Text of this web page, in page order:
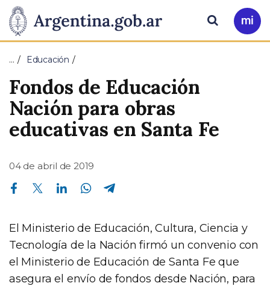
Presidencia
de
la
Nación
Pasar al contenido principal
Ir
a
Buscar
… Educación
Fondos de Educación
Nación para obras
educativas en Santa Fe
04 de abril de 2019
Compartir en Facebook Compartir en Twitter Compartir en Linkedin Compartir en Whatsapp
El Ministerio de Educación, Cultura, Ciencia y
Tecnología de la Nación firmó un convenio con
el Ministerio de Educación de Santa Fe que
asegura el envío de fondos desde Nación, para